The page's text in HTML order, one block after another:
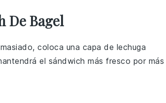
De Bagel
coloca una capa de lechuga
el sándwich más fresco por más